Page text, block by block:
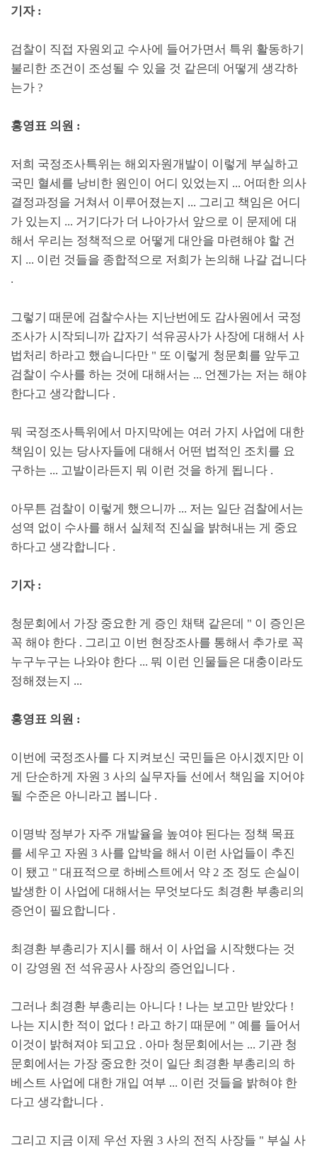
기자 :
검찰이 직접 자원외교 수사에 들어가면서 특위 활동하기
불리한 조건이 조성될 수 있을 것 같은데 어떻게 생각하
는가 ?
홍영표 의원 :
저희 국정조사특위는 해외자원개발이 이렇게 부실하고
국민 혈세를 낭비한 원인이 어디 있었는지 ... 어떠한 의사
결정과정을 거쳐서 이루어졌는지 ... 그리고 책임은 어디
가 있는지 ... 거기다가 더 나아가서 앞으로 이 문제에 대
해서 우리는 정책적으로 어떻게 대안을 마련해야 할 건
지 ... 이런 것들을 종합적으로 저희가 논의해 나갈 겁니다
.
그렇기 때문에 검찰수사는 지난번에도 감사원에서 국정
조사가 시작되니까 갑자기 석유공사가 사장에 대해서 사
법처리 하라고 했습니다만 " 또 이렇게 청문회를 앞두고
검찰이 수사를 하는 것에 대해서는 ... 언젠가는 저는 해야
한다고 생각합니다 .
뭐 국정조사특위에서 마지막에는 여러 가지 사업에 대한
책임이 있는 당사자들에 대해서 어떤 법적인 조치를 요
구하는 ... 고발이라든지 뭐 이런 것을 하게 됩니다 .
아무튼 검찰이 이렇게 했으니까 ... 저는 일단 검찰에서는
성역 없이 수사를 해서 실체적 진실을 밝혀내는 게 중요
하다고 생각합니다 .
기자 :
청문회에서 가장 중요한 게 증인 채택 같은데 " 이 증인은
꼭 해야 한다 . 그리고 이번 현장조사를 통해서 추가로 꼭
누구누구는 나와야 한다 ... 뭐 이런 인물들은 대충이라도
정해졌는지 ...
홍영표 의원 :
이번에 국정조사를 다 지켜보신 국민들은 아시겠지만 이
게 단순하게 자원 3 사의 실무자들 선에서 책임을 지어야
될 수준은 아니라고 봅니다 .
이명박 정부가 자주 개발율을 높여야 된다는 정책 목표
를 세우고 자원 3 사를 압박을 해서 이런 사업들이 추진
이 됐고 " 대표적으로 하베스트에서 약 2 조 정도 손실이
발생한 이 사업에 대해서는 무엇보다도 최경환 부총리의
증언이 필요합니다 .
최경환 부총리가 지시를 해서 이 사업을 시작했다는 것
이 강영원 전 석유공사 사장의 증언입니다 .
그러나 최경환 부총리는 아니다 ! 나는 보고만 받았다 !
나는 지시한 적이 없다 ! 라고 하기 때문에 " 예를 들어서
이것이 밝혀져야 되고요 . 아마 청문회에서는 ... 기관 청
문회에서는 가장 중요한 것이 일단 최경환 부총리의 하
베스트 사업에 대한 개입 여부 ... 이런 것들을 밝혀야 한
다고 생각합니다 .
그리고 지금 이제 우선 자원 3 사의 전직 사장들 " 부실 사